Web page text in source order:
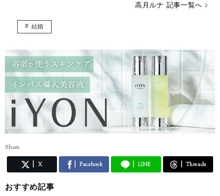
高月ルナ 記事一覧へ
結婚
Share
X Facebook LINE Threads
おすすめ記事